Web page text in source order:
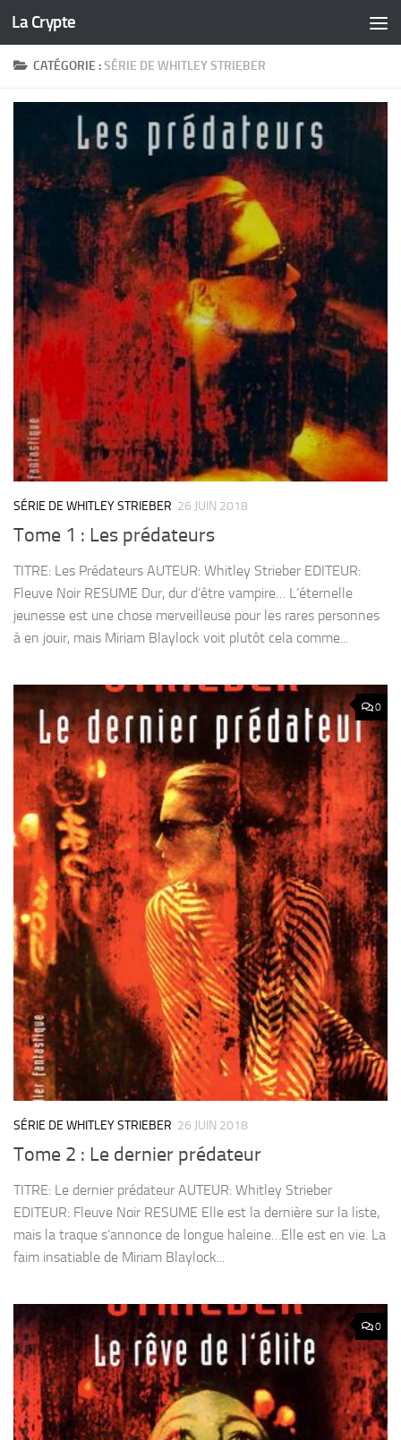
Skip to content
La Crypte
CATÉGORIE :SÉRIE DE WHITLEY STRIEBER
SÉRIE DE WHITLEY STRIEBER 26 JUIN 2018
Tome 1 : Les prédateurs
TITRE: Les Prédateurs AUTEUR: Whitley Strieber EDITEUR:
Fleuve Noir RESUME Dur, dur d’être vampire… L’éternelle
jeunesse est une chose merveilleuse pour les rares personnes
à en jouir, mais Miriam Blaylock voit plutôt cela comme...
0
SÉRIE DE WHITLEY STRIEBER 26 JUIN 2018
Tome 2 : Le dernier prédateur
TITRE: Le dernier prédateur AUTEUR: Whitley Strieber
EDITEUR: Fleuve Noir RESUME Elle est la dernière sur la liste,
mais la traque s’annonce de longue haleine…Elle est en vie. La
faim insatiable de Miriam Blaylock...
0